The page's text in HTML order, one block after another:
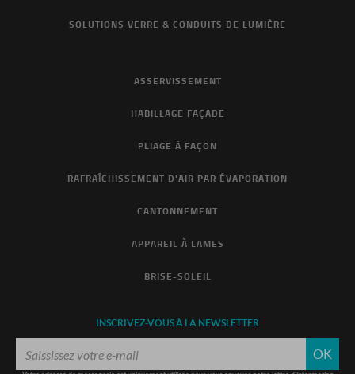
SOLUTIONS VERRE & CONDUITS DE LUMIÈRE
ASSERVISSEMENT
HABILLAGE FAÇADE
PLIAGE À FAÇON
RAFRAÎCHISSEMENT D'AIR PAR ÉVAPORATION
CANTONNEMENT
APPAREIL À LAMES
BRISE-SOLEIL
INSCRIVEZ-VOUS À LA NEWSLETTER
OK